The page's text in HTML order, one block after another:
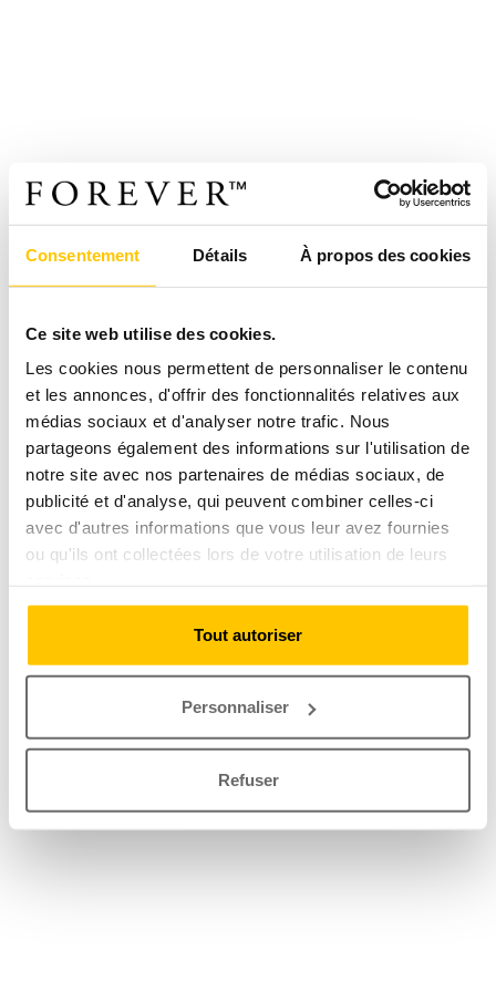
Consentement Détails À propos des cookies
Ce site web utilise des cookies.
Les cookies nous permettent de personnaliser le contenu
et les annonces, d'offrir des fonctionnalités relatives aux
médias sociaux et d'analyser notre trafic. Nous
partageons également des informations sur l'utilisation de
notre site avec nos partenaires de médias sociaux, de
publicité et d'analyse, qui peuvent combiner celles-ci
avec d'autres informations que vous leur avez fournies
ou qu'ils ont collectées lors de votre utilisation de leurs
Tout autoriser
Personnaliser
Refuser